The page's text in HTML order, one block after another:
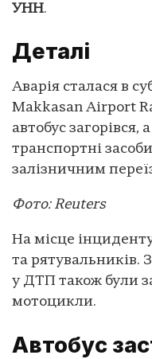
УНН.
Деталі
Аварія сталася в
Makkasan Airport
автобус загорівся,
транспортні
залізничним
Фото: Reuters
На місце
та рятувальників.
у ДТП також були
мотоцикли.
Автобус